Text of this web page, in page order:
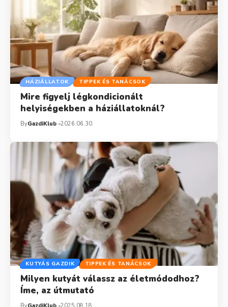
HÁZIÁLLATOK TIPPEK ÉS TANÁCSOK
Mire figyelj légkondicionált
helyiségekben a háziállatoknál?
ByGazdiKlub 2026.06.30.
KUTYÁS GAZDIK TIPPEK ÉS TANÁCSOK
Milyen kutyát válassz az életmódodhoz?
Íme, az útmutató